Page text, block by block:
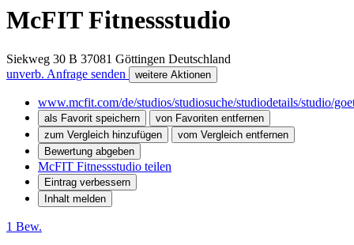
McFIT Fitnessstudio
Siekweg 30 B 37081 Göttingen Deutschland
unverb. Anfrage senden
weitere Aktionen
www.mcfit.com/de/studios/studiosuche/studiodetails/studio/
als Favorit speichern
von Favoriten entfernen
zum Vergleich hinzufügen
vom Vergleich entfernen
Bewertung abgeben
McFIT Fitnessstudio teilen
Eintrag verbessern
Inhalt melden
1 Bew.